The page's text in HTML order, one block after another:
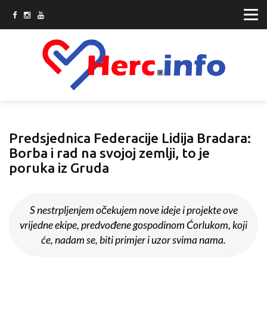
Predsjednica Federacije Lidija Bradara:
Borba i rad na svojoj zemlji, to je
poruka iz Gruda
S nestrpljenjem očekujem nove ideje i projekte ove
vrijedne ekipe, predvođene gospodinom Ćorlukom, koji
će, nadam se, biti primjer i uzor svima nama.